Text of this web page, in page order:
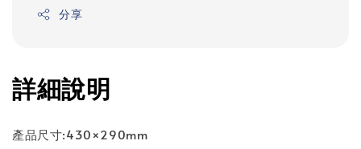
分享
詳細說明
產品尺寸:430×290mm